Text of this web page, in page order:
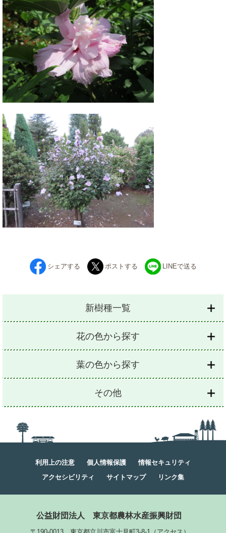
シェアする ポストする LINEで送る
新樹種一覧
花の色から探す
葉の色から探す
その他
利用上の注意 個人情報保護
情報セキュリティ
アクセシビリティ
サイトマップ リンク集
公益財団法人 東京都農林水産振興財団